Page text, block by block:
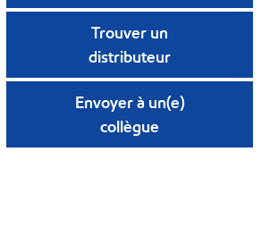
Trouver un
distributeur
Envoyer à un(e)
collègue